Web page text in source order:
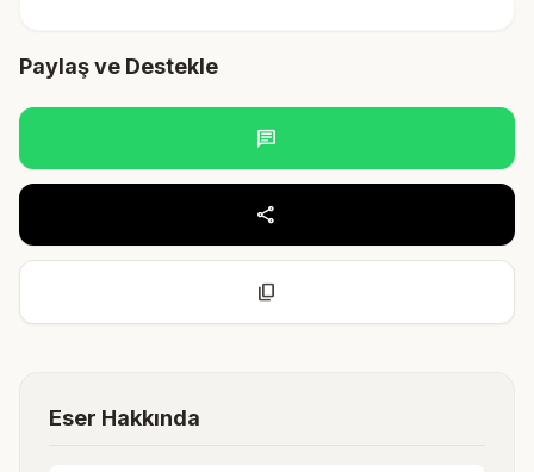
Paylaş ve Destekle
chat
share
content_copy
Eser Hakkında